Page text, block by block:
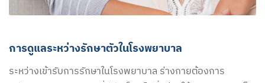
การดูแลระหว่างรักษาตัวในโรงพยาบาล
ระหว่างเข้ารับการรักษาในโรงพยาบาล ร่างกายต้องการ